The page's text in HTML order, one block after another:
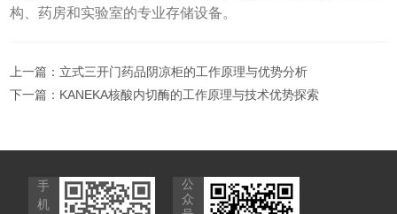
构、药房和实验室的专业存储设备。
上一篇： 立式三开门药品阴凉柜的工作原理与优势分析
下一篇： KANEKA核酸内切酶的工作原理与技术优势探索
手
机
公
众